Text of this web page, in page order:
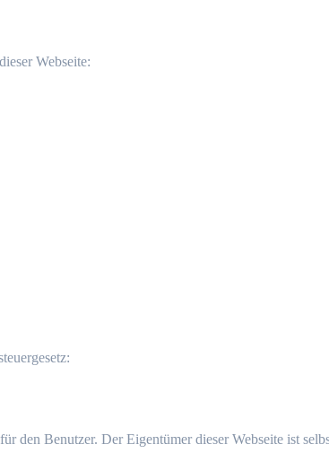
Webseite:
den Benutzer. Der Eigentümer dieser Webseite ist